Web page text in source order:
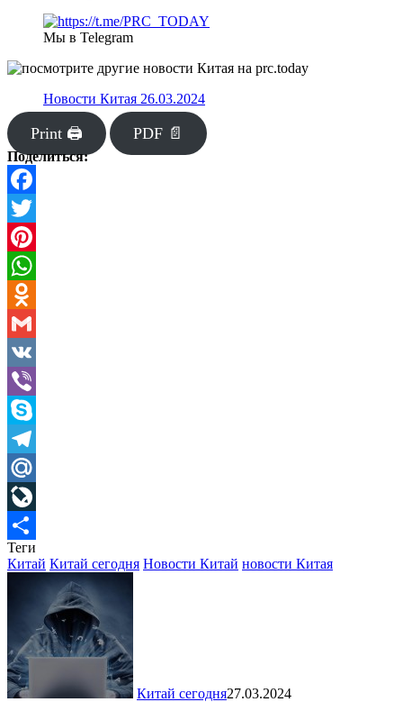
Мы в Telegram
Новости Китая 26.03.2024
Print 🖨 PDF 📄
Поделиться:
Facebook
Twitter
Pinterest
WhatsApp
Odnoklassniki
Gmail
VK
Viber
Skype
Telegram
Mail.Ru
LiveJournal
Отправить
Теги
Китай Китай сегодня Новости Китай новости Китая
Китай сегодня27.03.2024